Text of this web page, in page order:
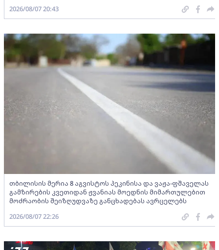
2026/08/07 20:43
თბილისის მერია 8 აგვისტოს პეკინისა და ვაჟა-ფშაველას
გამზირების კვეთიდან ჟვანიას მოედნის მიმართულებით
მოძრაობის შეიზღუდვაზე განცხადებას ავრცელებს
2026/08/07 22:26